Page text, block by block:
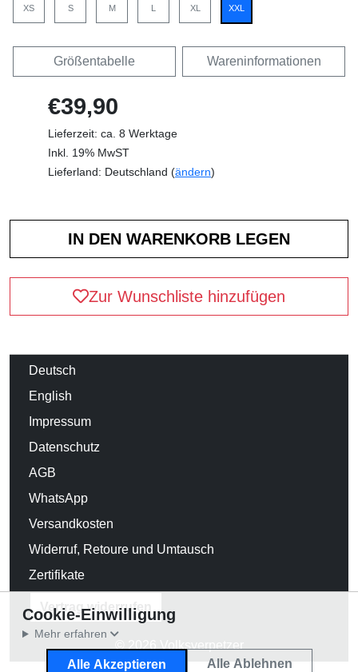
XS S M L XL XXL
Größentabelle Wareninformationen
€39,90
Lieferzeit: ca. 8 Werktage
Inkl. 19% MwST
Lieferland: Deutschland (ändern)
Zur Wunschliste hinzufügen
Deutsch
English
Impressum
Datenschutz
AGB
WhatsApp
Versandkosten
Widerruf, Retoure und Umtausch
Zertifikate
Vertrag widerrufen
© 2026 Volksverpetzer
Cookie-Einwilligung
Mehr erfahren
Alle Akzeptieren Alle Ablehnen